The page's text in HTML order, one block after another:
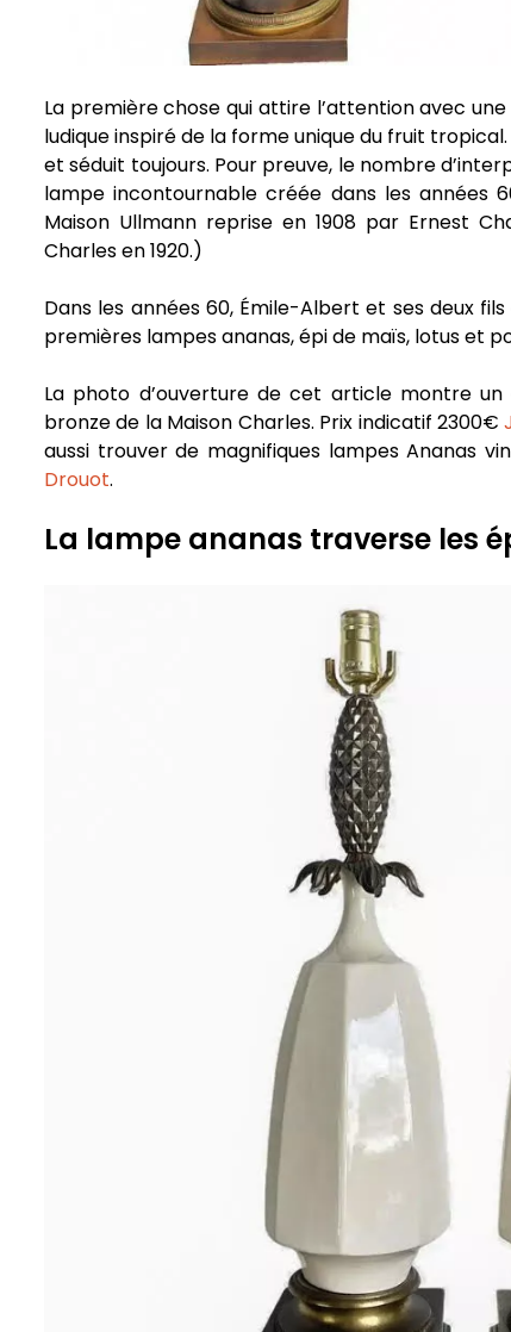
La première chose qui attire l’attention avec
ludique inspiré de la forme unique du fruit
et séduit toujours. Pour preuve, le nombre
lampe incontournable créée dans les années
Maison Ullmann reprise en 1908 par Ernest
Charles en 1920.)
Dans les années 60, Émile-Albert et ses deux
premières lampes ananas, épi de maïs, lotus et
La photo d’ouverture de cet article montre
bronze de la Maison Charles. Prix indicatif 2300€
aussi trouver de magnifiques lampes Ananas
Drouot.
La lampe ananas traverse les